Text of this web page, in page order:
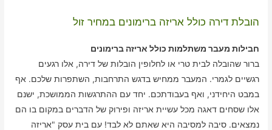
הובלת דירה כולל אריזה ברימונים במחיר זול
חבילות מעבר משתלמות כולל אריזה ברימונים
ברור שהובלה לבית טרי או לחלופין הובלות של דירה, אלו רגעים
רגשיים לגמרי. המעבר ממחיש בדגש התרחבות, השתפרות שלכם. אף
במבט היחידני, ואף בעבודתכם. יחד עם ההתרגשות הממושכת, ישנם
אלו שסחים דאגה מכל עשיית אריזה ופירוק של הדברים במקום בו הם
נמצאים. סיבה למסיבה היא שאתם לא לבד! עם בית עסק "אריזה